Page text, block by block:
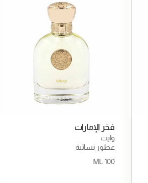
فخر الإمارات
وايت
عطور نسائية
100 ML